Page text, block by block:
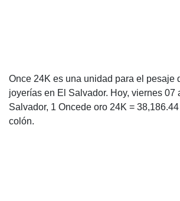
Once 24K es una unidad para el pesaje
joyerías en El Salvador. Hoy, viernes 07
Salvador, 1 Oncede oro 24K =
colón.